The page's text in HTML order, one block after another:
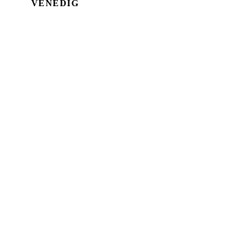
VENEDIG